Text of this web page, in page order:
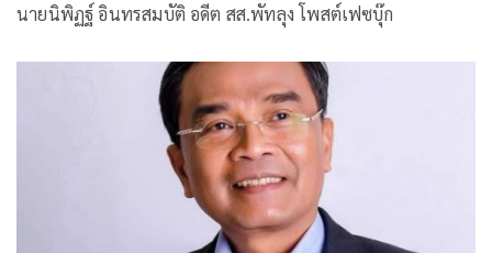
นายนิพิฏฐ์ อินทรสมบัติ อดีต สส.พัทลุง โพสต์เฟซบุ๊ก